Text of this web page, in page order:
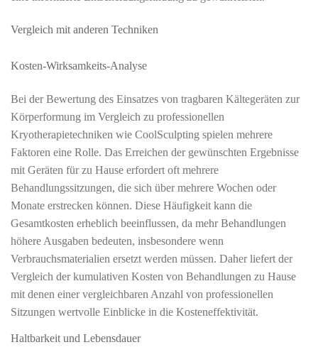
Vergleich mit anderen Techniken
Kosten-Wirksamkeits-Analyse
Bei der Bewertung des Einsatzes von tragbaren Kältegeräten zur
Körperformung im Vergleich zu professionellen
Kryotherapietechniken wie CoolSculpting spielen mehrere
Faktoren eine Rolle. Das Erreichen der gewünschten Ergebnisse
mit Geräten für zu Hause erfordert oft mehrere
Behandlungssitzungen, die sich über mehrere Wochen oder
Monate erstrecken können. Diese Häufigkeit kann die
Gesamtkosten erheblich beeinflussen, da mehr Behandlungen
höhere Ausgaben bedeuten, insbesondere wenn
Verbrauchsmaterialien ersetzt werden müssen. Daher liefert der
Vergleich der kumulativen Kosten von Behandlungen zu Hause
mit denen einer vergleichbaren Anzahl von professionellen
Sitzungen wertvolle Einblicke in die Kosteneffektivität.
Haltbarkeit und Lebensdauer